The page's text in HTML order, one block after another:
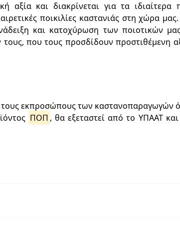
αξία και διακρίνεται για τα ιδιαίτερα
ποικιλίες καστανιάς στη χώρα
και κατοχύρωση των ποιοτικών
τους, που τους προσδίδουν προστιθέμενη
εκπροσώπους των καστανοπαραγωγών
ΠΟΠ , θα εξεταστεί απότο ΥΠΑΑΤ